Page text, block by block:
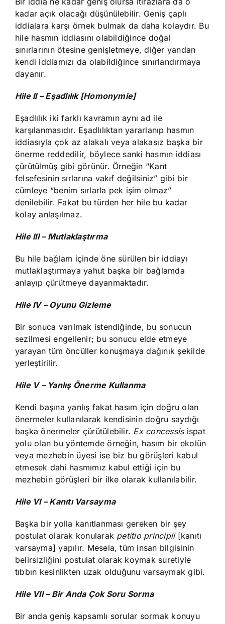
kadar açık olacağı düşünülebilir. Geniş çaplı
iddialara karşı örnek bulmak da daha kolaydır. Bu
hile hasmın iddiasını olabildiğince doğal
sınırlarının ötesine genişletmeye, diğer yandan
kendi iddiamızı da olabildiğince sınırlandırmaya
dayanır.
Hile II – Eşadlılık [Homonymie]
Eşadlılık iki farklı kavramın aynı ad ile
karşılanmasıdır. Eşadlılıktan yararlanıp hasmın
iddiasıyla çok az alakalı veya alakasız başka bir
önerme reddedilir, böylece sanki hasmın iddiası
çürütülmüş gibi görünür. Örneğin “Kant
felsefesinin sırlarına vakıf değilsiniz” gibi bir
cümleye “benim sırlarla pek işim olmaz”
denilebilir. Fakat bu türden her hile bu kadar
kolay anlaşılmaz.
Hile III – Mutlaklaştırma
Bu hile bağlam içinde öne sürülen bir iddiayı
mutlaklaştırmaya yahut başka bir bağlamda
anlayıp çürütmeye dayanmaktadır.
Hile IV – Oyunu Gizleme
Bir sonuca varılmak istendiğinde, bu sonucun
sezilmesi engellenir; bu sonucu elde etmeye
yarayan tüm öncüller konuşmaya dağınık şekilde
yerleştirilir.
Hile V – Yanlış Önerme Kullanma
Kendi başına yanlış fakat hasım için doğru olan
önermeler kullanılarak kendisinin doğru saydığı
başka önermeler çürütülebilir. Ex concessisispat
yolu olan bu yöntemde örneğin, hasım bir ekolün
veya mezhebin üyesi ise biz bu görüşleri kabul
etmesek dahi hasmımız kabul ettiği için bu
mezhebin görüşleri bir ilke olarak kullanılabilir.
Hile VI – Kanıtı Varsayma
Başka bir yolla kanıtlanması gereken bir şey
postulat olarak konularak petitio principii[kanıtı
varsayma] yapılır. Mesela, tüm insan bilgisinin
belirsizliğini postulat olarak koymak suretiyle
tıbbın kesinlikten uzak olduğunu varsaymak gibi.
Hile VII – Bir Anda Çok Soru Sorma
Bir anda geniş kapsamlı sorular sormak konuyu